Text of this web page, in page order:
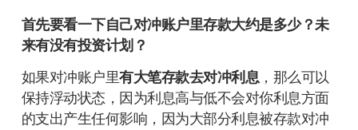
首先要看一下自己对冲账户里存款大约是多少？未
来有没有投资计划？
如果对冲账户里有大笔存款去对冲利息，那么可以
保持浮动状态，因为利息高与低不会对你利息方面
的支出产生任何影响，因为大部分利息被存款对冲